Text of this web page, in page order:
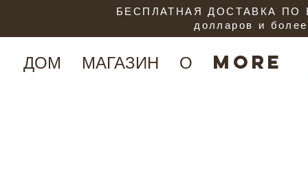
ДОМ МАГАЗИН О More
БЕСПЛАТНАЯ ДОСТАВКА ПО
долларов и